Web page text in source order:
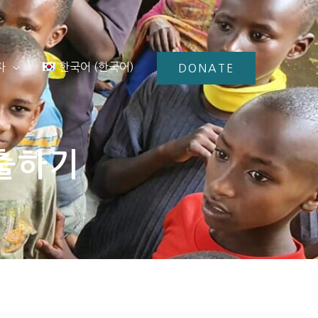
한국어(한국어) DONATE
하기